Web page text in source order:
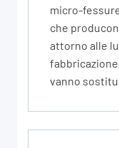
micro-
che
attorno alle
vanno